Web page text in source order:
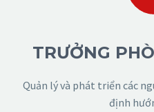
TRƯỞNG
Quản lý và phát triển các
định